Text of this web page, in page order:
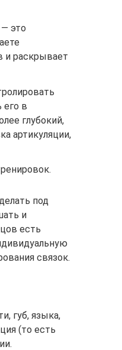
это
и раскрывает
его в
глубокий,
артикуляции,
под
и
есть
связок.
губ, языка,
(то есть